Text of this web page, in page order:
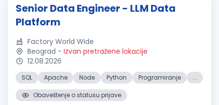
Senior Data Engineer - LLM Data
Platform
Factory World Wide
Beograd - Izvan pretražene lokacije
12.08.2026
SQL Apache Node Python Programiranje ...
Obaveštenje o statusu prijave